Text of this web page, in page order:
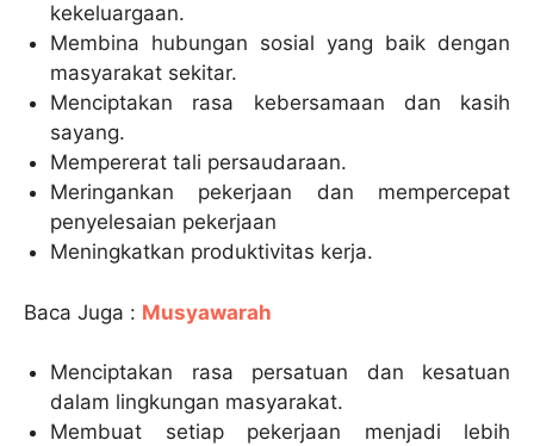
kekeluargaan.
Membina hubungan sosial yang baik dengan
masyarakat sekitar.
Menciptakan rasa kebersamaan dan kasih
sayang.
Mempererat tali persaudaraan.
Meringankan pekerjaan dan mempercepat
penyelesaian pekerjaan
Meningkatkan produktivitas kerja.
Baca Juga : Musyawarah
Menciptakan rasa persatuan dan kesatuan
dalam lingkungan masyarakat.
Membuat setiap pekerjaan menjadi lebih